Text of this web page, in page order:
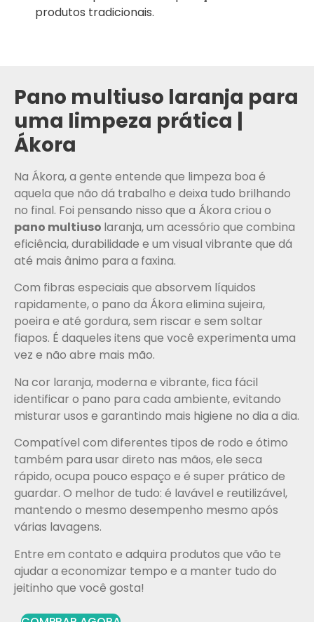
produtos tradicionais.
Pano multiuso laranja para
uma limpeza prática |
Ákora
Na Ákora, a gente entende que limpeza boa é
aquela que não dá trabalho e deixa tudo brilhando
no final. Foi pensando nisso que a Ákora criou o
pano multiuso laranja, um acessório que combina
eficiência, durabilidade e um visual vibrante que dá
até mais ânimo para a faxina.
Com fibras especiais que absorvem líquidos
rapidamente, o pano da Ákora elimina sujeira,
poeira e até gordura, sem riscar e sem soltar
fiapos. É daqueles itens que você experimenta uma
vez e não abre mais mão.
Na cor laranja, moderna e vibrante, fica fácil
identificar o pano para cada ambiente, evitando
misturar usos e garantindo mais higiene no dia a dia.
Compatível com diferentes tipos de rodo e ótimo
também para usar direto nas mãos, ele seca
rápido, ocupa pouco espaço e é super prático de
guardar. O melhor de tudo: é lavável e reutilizável,
mantendo o mesmo desempenho mesmo após
várias lavagens.
Entre em contato e adquira produtos que vão te
ajudar a economizar tempo e a manter tudo do
jeitinho que você gosta!